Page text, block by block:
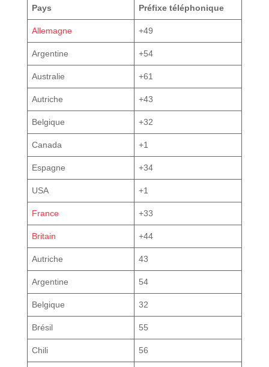
Pays Préfixe téléphonique
Allemagne +49
Argentine +54
Australie +61
Autriche +43
Belgique +32
Canada +1
Espagne +34
USA +1
France +33
Britain +44
Autriche 43
Argentine 54
Belgique 32
Brésil 55
Chili 56